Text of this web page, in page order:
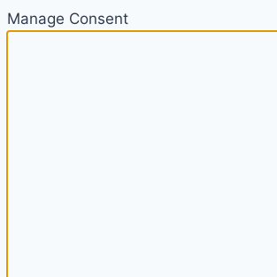
Manage Consent